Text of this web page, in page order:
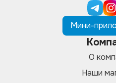
Мини-
О
Наши